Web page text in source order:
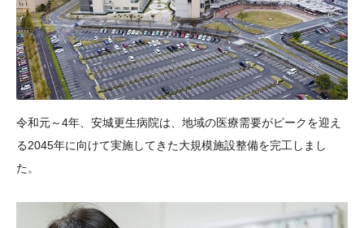
令和元～4年、安城更生病院は、地域の医療需要がピークを迎え
る2045年に向けて実施してきた大規模施設整備を完工しまし
た。